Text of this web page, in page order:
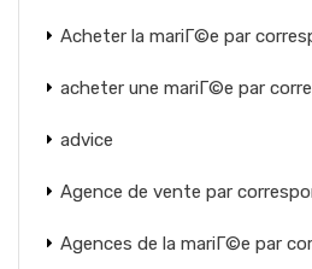
Acheter la mariГ©e par
acheter une mariГ©e par
advice
Agence de vente par
Agences de la mariГ©e par